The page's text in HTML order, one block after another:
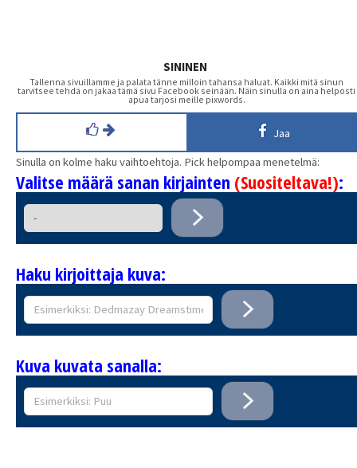
SININEN
Tallenna sivuillamme ja palata tänne milloin tahansa haluat. Kaikki mitä sinun
tarvitsee tehdä on jakaa tämä sivu Facebook seinään. Näin sinulla on aina helposti
apua tarjosi meille pixwords.
Jaa
Sinulla on kolme haku vaihtoehtoja. Pick helpompaa menetelmä:
Valitse määrä sanan kirjainten (Suositeltava!):
Haku kirjoittaja kuva:
Kuva kuvata sanalla: